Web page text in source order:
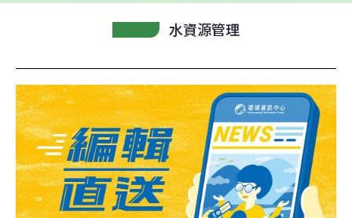
水資源管理